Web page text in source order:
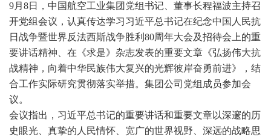
9月8日，中国航空工业集团党组书记、董事长程福波主持召
开党组会议，认真传达学习习近平总书记在纪念中国人民抗
日战争暨世界反法西斯战争胜利80周年大会及招待会上的重
要讲话精神、在《求是》杂志发表的重要文章《弘扬伟大抗
战精神，向着中华民族伟大复兴的光辉彼岸奋勇前进》，结
合工作实际研究贯彻落实举措。集团公司党组成员参加会
议。
会议指出，习近平总书记的重要讲话和重要文章以深邃的历
史眼光、真挚的人民情怀、宽广的世界视野、深远的战略思